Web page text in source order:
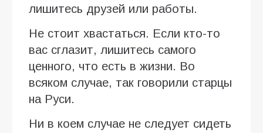
лишитесь друзей или работы.
Не стоит хвастаться. Если кто-то
вас сглазит, лишитесь самого
ценного, что есть в жизни. Во
всяком случае, так говорили старцы
на Руси.
Ни в коем случае не следует сидеть